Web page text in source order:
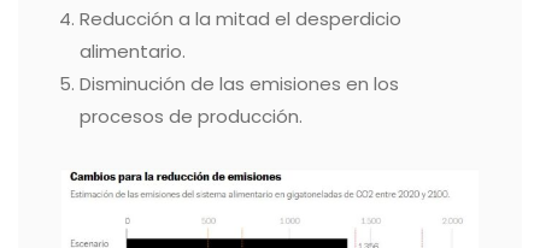
Reducción a la mitad el desperdicio
alimentario.
Disminución de las emisiones en los
procesos de producción.